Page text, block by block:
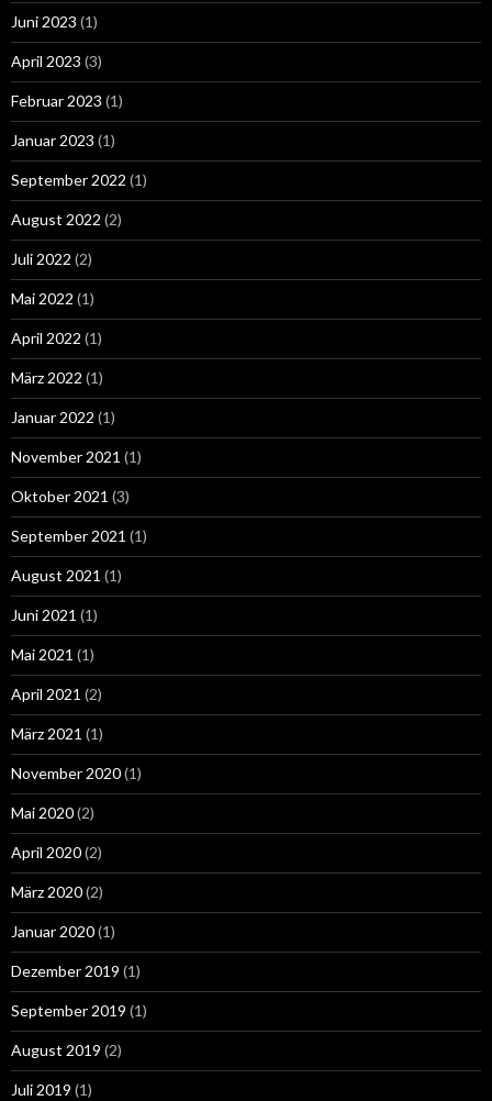
Juni 2023 (1)
April 2023 (3)
Februar 2023 (1)
Januar 2023 (1)
September 2022 (1)
August 2022 (2)
Juli 2022 (2)
Mai 2022 (1)
April 2022 (1)
März 2022 (1)
Januar 2022 (1)
November 2021 (1)
Oktober 2021 (3)
September 2021 (1)
August 2021 (1)
Juni 2021 (1)
Mai 2021 (1)
April 2021 (2)
März 2021 (1)
November 2020(1)
Mai 2020(2)
April 2020(2)
März 2020(2)
Januar 2020(1)
Dezember 2019 (1)
September 2019 (1)
August 2019 (2)
Juli 2019 (1)